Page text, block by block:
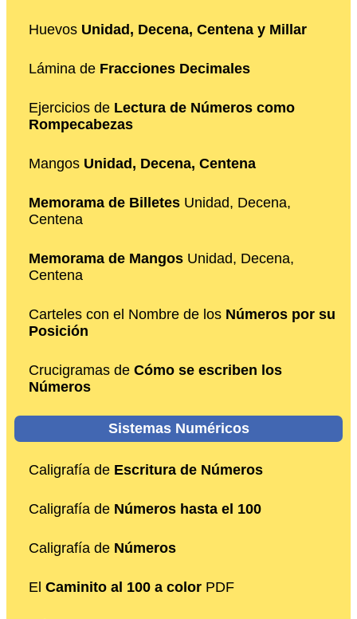
Huevos Unidad, Decena, Centena y Millar
Lámina de Fracciones Decimales
Ejercicios de Lectura de Números como
Rompecabezas
Mangos Unidad, Decena, Centena
Memorama de Billetes Unidad, Decena,
Centena
Memorama de Mangos Unidad, Decena,
Centena
Carteles con el Nombre de los Números por su
Posición
Crucigramas de Cómo se escriben los
Números
Sistemas Numéricos
Caligrafía de Escritura de Números
Caligrafía de Números hasta el 100
Caligrafía de Números
El Caminito al 100 a color PDF